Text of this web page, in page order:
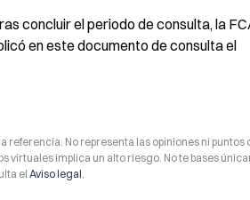
concluir el periodo de consulta, la
en este documento de consulta el
referencia. No representa las opiniones ni puntos
virtuales implica un alto riesgo. No te bases
el Aviso legal.